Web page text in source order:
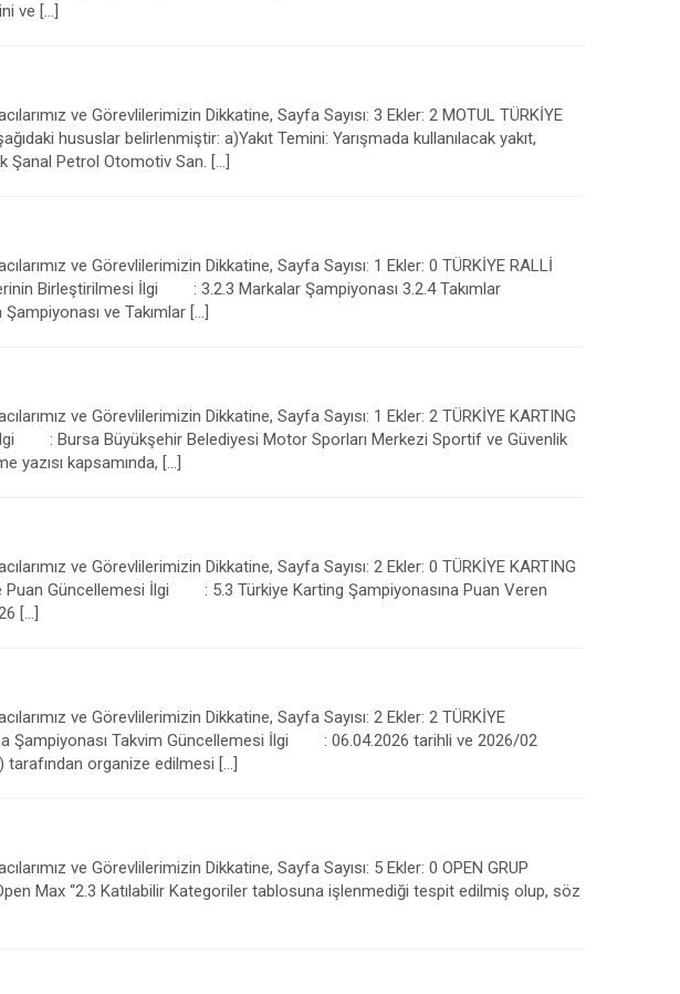
ve […]
ve Görevlilerimizin Dikkatine, Sayfa Sayısı: 3 Ekler: 2 MOTUL TÜRKİYE
hususlar belirlenmiştir: a)Yakıt Temini: Yarışmada kullanılacak yakıt,
Şanal Petrol Otomotiv San. […]
ve Görevlilerimizin Dikkatine, Sayfa Sayısı: 1 Ekler: 0 TÜRKİYE RALLİ
Birleştirilmesi İlgi : 3.2.3 Markalar Şampiyonası 3.2.4 Takımlar
ve Takımlar […]
ve Görevlilerimizin Dikkatine, Sayfa Sayısı: 1 Ekler: 2 TÜRKİYE KARTING
İlgi : Bursa Büyükşehir Belediyesi Motor Sporları Merkezi Sportif ve Güvenlik
yazısı kapsamında, […]
ve Görevlilerimizin Dikkatine, Sayfa Sayısı: 2 Ekler: 0 TÜRKİYE KARTING
Puan Güncellemesi İlgi : 5.3 Türkiye Karting Şampiyonasına Puan Veren
[…]
ve Görevlilerimizin Dikkatine, Sayfa Sayısı: 2 Ekler: 2 TÜRKİYE
Şampiyonası Takvim Güncellemesi İlgi : 06.04.2026 tarihli ve 2026/02
tarafından organize edilmesi […]
ve Görevlilerimizin Dikkatine, Sayfa Sayısı: 5 Ekler: 0 OPEN GRUP
Max “2.3 Katılabilir Kategoriler tablosuna işlenmediği tespit edilmiş olup, söz